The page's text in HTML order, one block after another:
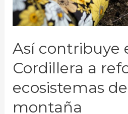
Así contribuye
Cordillera a
ecosistemas
montaña